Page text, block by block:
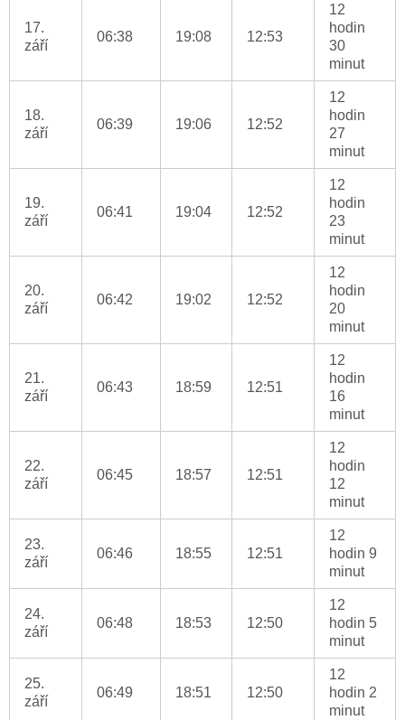
17.
září
06:38 19:08 12:53
12
hodin
30
minut
18.
září
06:39 19:06 12:52
12
hodin
27
minut
19.
září
06:41 19:04 12:52
12
hodin
23
minut
20.
září
06:42 19:02 12:52
12
hodin
20
minut
21.
září
06:43 18:59 12:51
12
hodin
16
minut
22.
září
06:45 18:57 12:51
12
hodin
12
minut
23.
září
06:46 18:55 12:51
12
hodin 9
minut
24.
září
06:48 18:53 12:50
12
hodin 5
minut
25.
září
06:49 18:51 12:50
12
hodin 2
minut